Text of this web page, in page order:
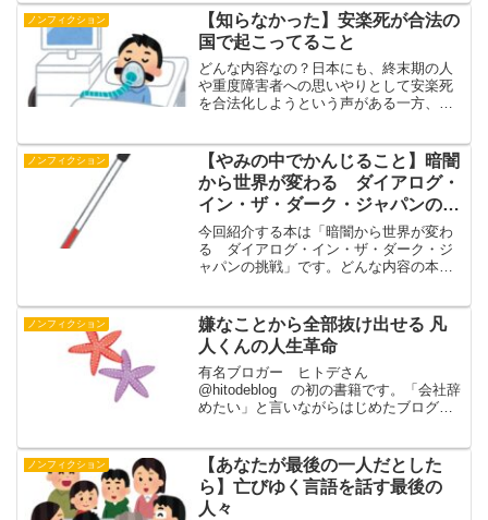
ってきたのか。それらにまつわるエピソ
ードがかかれています。第...
ノンフィクション
【知らなかった】安楽死が合法の
国で起こってること
どんな内容なの？日本にも、終末期の人
や重度障害者への思いやりとして安楽死
を合法化しようという声がある一方、医
「死の自己決定権」が認められるとどう
なるのか。「安楽死先進国...
ノンフィクション
【やみの中でかんじること】暗闇
から世界が変わる ダイアログ・
イン・ザ・ダーク・ジャパンの挑
戦
今回紹介する本は「暗闇から世界が変わ
る ダイアログ・イン・ザ・ダーク・ジ
ャパンの挑戦」です。どんな内容の本な
｢闇の中の対話」というイベントが流行っ
ているという記事...
ノンフィクション
嫌なことから全部抜け出せる 凡
人くんの人生革命
有名ブロガー ヒトデさん
@hitodeblog の初の書籍です。「会社辞
めたい」と言いながらはじめたブログ
という内容です。第一章 凡人くんの生
活革命いきなり副業を始め...
ノンフィクション
【あなたが最後の一人だとした
ら】亡びゆく言語を話す最後の
人々